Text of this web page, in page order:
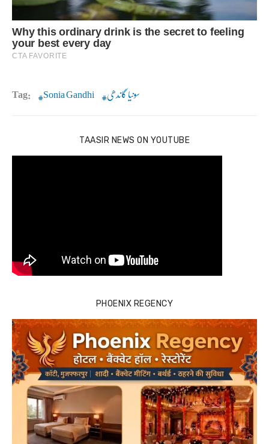
Tag: Sonia Gandhi سونیا گاندھی
TAASIR NEWS ON YOUTUBE
PHOENIX REGENCY